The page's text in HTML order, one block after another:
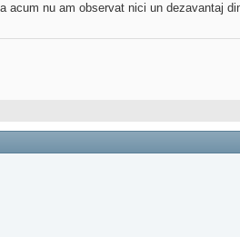
acum nu am observat nici un dezavantaj